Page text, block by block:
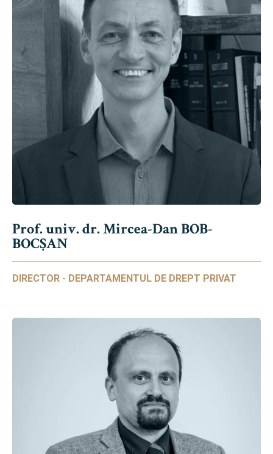
Prof. univ. dr. Mircea-Dan BOB-
BOCȘAN
DIRECTOR - DEPARTAMENTUL DE DREPT PRIVAT